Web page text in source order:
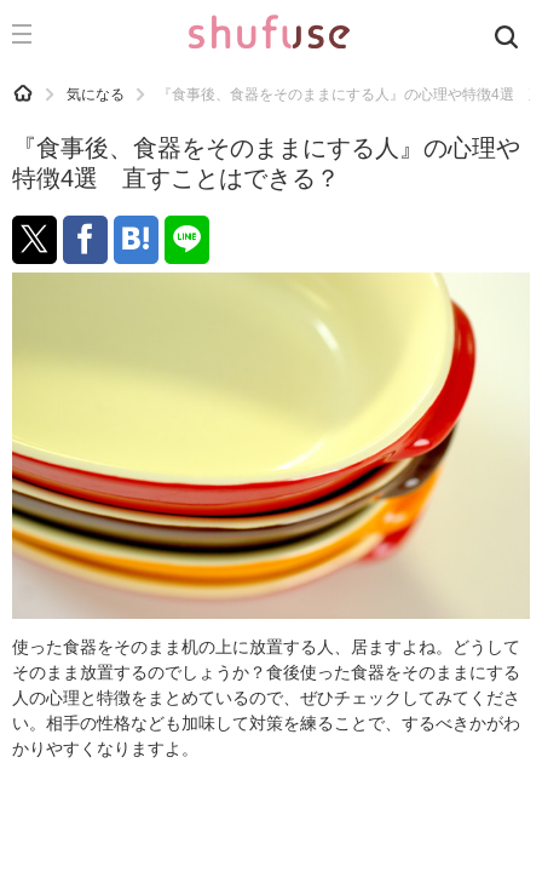
CATEGORY 記事カテゴリ
運気
洗濯
生活の知恵
食材辞典
おすすめ
HOME 気になる 『食事後、食器をそのままにする人』の心理や特徴4選
『食事後、食器をそのままにする人』の心理や
特徴4選 直すことはできる？
使った食器をそのまま机の上に放置する人、居ますよね。どうして
そのまま放置するのでしょうか？食後使った食器をそのままにする
人の心理と特徴をまとめているので、ぜひチェックしてみてくださ
い。相手の性格なども加味して対策を練ることで、するべきかがわ
かりやすくなりますよ。